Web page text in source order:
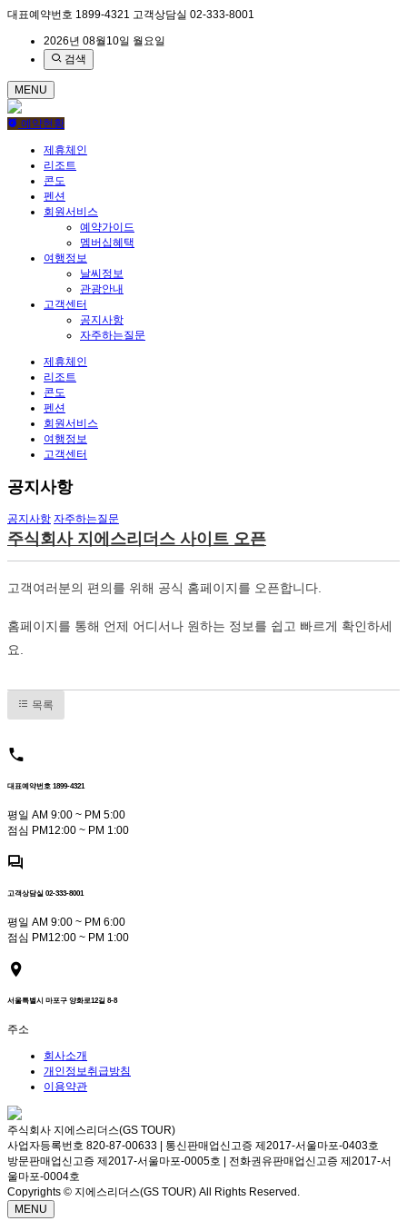
대표예약번호 1899-4321 고객상담실 02-333-8001
2026년 08월10일 월요일
검색
MENU
예약현황
제휴체인
리조트
콘도
펜션
회원서비스
예약가이드
멤버십혜택
여행정보
날씨정보
관광안내
고객센터
공지사항
자주하는질문
제휴체인
리조트
콘도
펜션
회원서비스
여행정보
고객센터
공지사항
공지사항 자주하는질문
주식회사 지에스리더스 사이트 오픈
고객여러분의 편의를 위해 공식 홈페이지를 오픈합니다.
홈페이지를 통해 언제 어디서나 원하는 정보를 쉽고 빠르게 확인하세
요.
목록
대표예약번호 1899-4321
평일 AM 9:00 ~ PM 5:00
점심 PM12:00 ~ PM 1:00
고객상담실 02-333-8001
평일 AM 9:00 ~ PM 6:00
점심 PM12:00 ~ PM 1:00
서울특별시 마포구 양화로12길 8-8
주소
회사소개
개인정보취급방침
이용약관
주식회사 지에스리더스(GS TOUR)
사업자등록번호 820-87-00633 | 통신판매업신고증 제2017-서울마포-0403호
방문판매업신고증 제2017-서울마포-0005호 | 전화권유판매업신고증 제2017-서
울마포-0004호
Copyrights © 지에스리더스(GS TOUR) All Rights Reserved.
MENU